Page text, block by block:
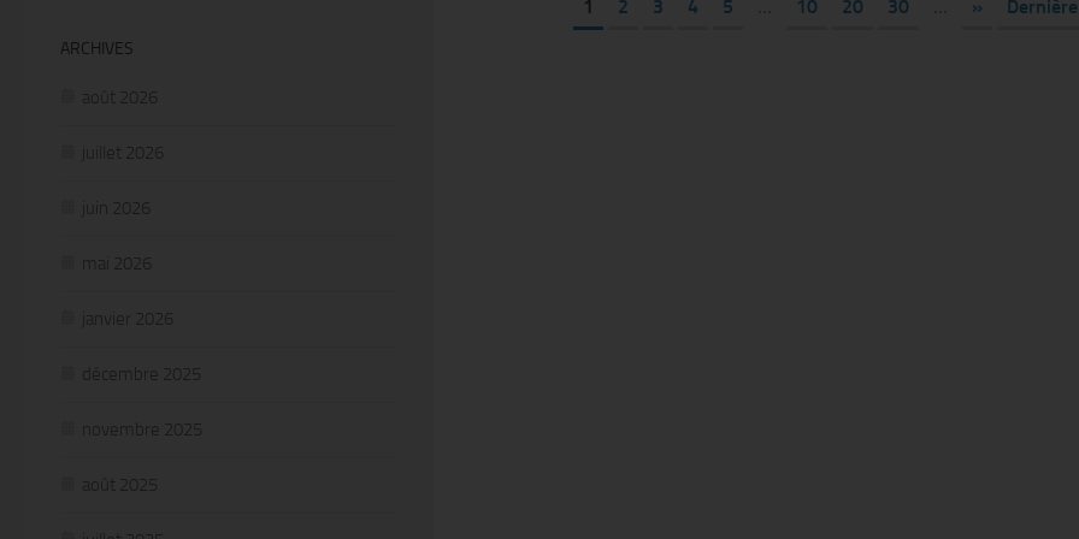
1 2 3 4 5 10 20 30 »
ARCHIVES
août 2026
juillet 2026
juin 2026
mai 2026
janvier 2026
décembre 2025
novembre 2025
août 2025